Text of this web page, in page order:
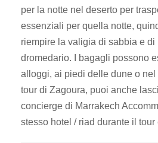
per la notte nel deserto per
essenziali per quella notte,
riempire la valigia di sabbia e di
dromedario. I bagagli possono
alloggi, ai piedi delle dune o nel
tour di Zagoura, puoi anche
concierge di Marrakech
stesso hotel / riad durante il tour